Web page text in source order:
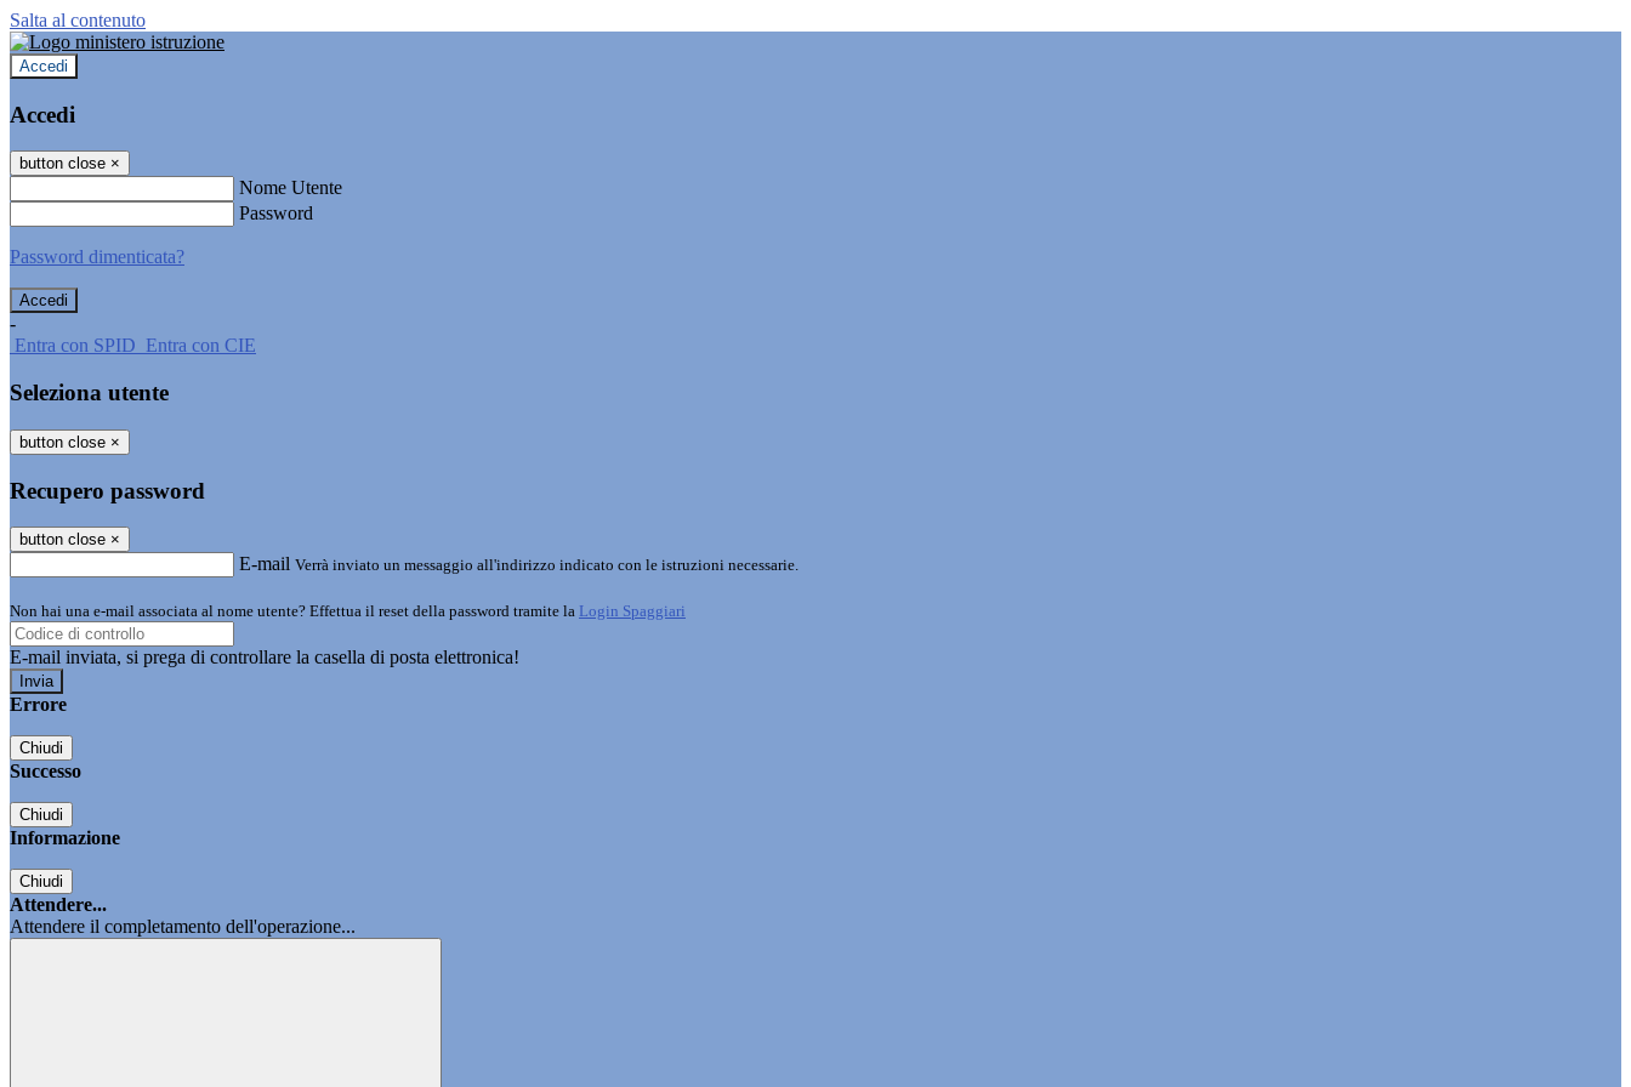
Salta al contenuto
Accedi
Accedi
button close ×
Nome Utente
Password
Password dimenticata?
-
Entra con SPID Entra con CIE
Seleziona utente
button close ×
Recupero password
button close ×
E-mail Verrà inviato un messaggio all'indirizzo indicato con le istruzioni necessarie.
Non hai una e-mail associata al nome utente? Effettua il reset della password tramite la Login Spaggiari
E-mail inviata, si prega di controllare la casella di posta elettronica!
Errore
Chiudi
Successo
Chiudi
Informazione
Chiudi
Attendere...
Attendere il completamento dell'operazione...